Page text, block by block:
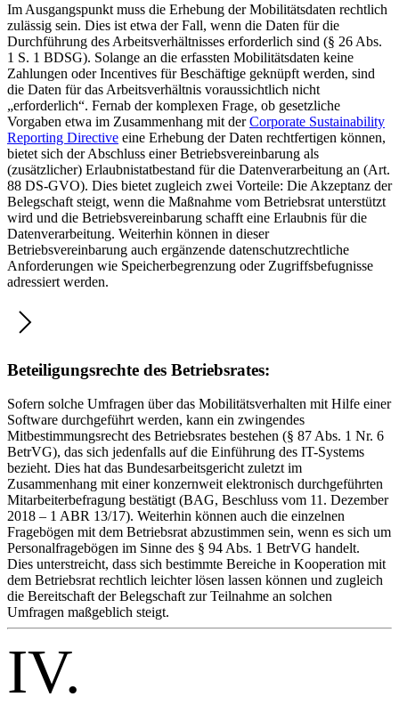
Im Ausgangspunkt muss die Erhebung der Mobilitätsdaten rechtlich
zulässig sein. Dies ist etwa der Fall, wenn die Daten für die
Durchführung des Arbeitsverhältnisses erforderlich sind (§ 26 Abs.
1 S. 1 BDSG). Solange an die erfassten Mobilitätsdaten keine
Zahlungen oder Incentives für Beschäftige geknüpft werden, sind
die Daten für das Arbeitsverhältnis voraussichtlich nicht
„erforderlich“. Fernab der komplexen Frage, ob gesetzliche
Vorgaben etwa im Zusammenhang mit derCorporate Sustainability
Reporting Directive eine Erhebung der Daten rechtfertigen können,
bietet sich der Abschluss einer Betriebsvereinbarung als
(zusätzlicher) Erlaubnistatbestand für die Datenverarbeitung an (Art.
88 DS-GVO). Dies bietet zugleich zwei Vorteile: Die Akzeptanz der
Belegschaft steigt, wenn die Maßnahme vom Betriebsrat unterstützt
wird und die Betriebsvereinbarung schafft eine Erlaubnis für die
Datenverarbeitung. Weiterhin können in dieser
Betriebsvereinbarung auch ergänzende datenschutzrechtliche
Anforderungen wie Speicherbegrenzung oder Zugriffsbefugnisse
adressiert werden.
Beteiligungsrechte des Betriebsrates:
Sofern solche Umfragen über das Mobilitätsverhalten mit Hilfe einer
Software durchgeführt werden, kann ein zwingendes
Mitbestimmungsrecht des Betriebsrates bestehen (§ 87 Abs. 1 Nr. 6
BetrVG), das sich jedenfalls auf die Einführung des IT-Systems
bezieht. Dies hat das Bundesarbeitsgericht zuletzt im
Zusammenhang mit einer konzernweit elektronisch durchgeführten
Mitarbeiterbefragung bestätigt (BAG, Beschluss vom 11. Dezember
2018 – 1 ABR 13/17). Weiterhin können auch die einzelnen
Fragebögen mit dem Betriebsrat abzustimmen sein, wenn es sich um
Personalfragebögen im Sinne des § 94 Abs. 1 BetrVG handelt.
Dies unterstreicht, dass sich bestimmte Bereiche in Kooperation mit
dem Betriebsrat rechtlich leichter lösen lassen können und zugleich
die Bereitschaft der Belegschaft zur Teilnahme an solchen
Umfragen maßgeblich steigt.
IV.